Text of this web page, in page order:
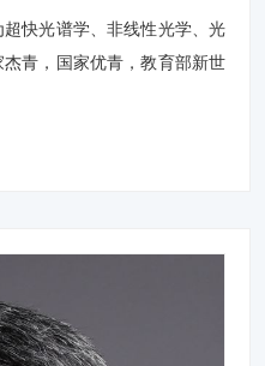
快光谱学、非线性光学、光
青，国家优青，教育部新世